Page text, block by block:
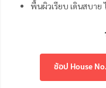
พื้นผิวเรียบ เดินสบาย
ช้อป House